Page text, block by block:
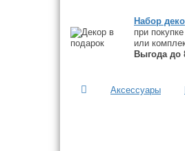
Набор
при
или
Выгода до
Аксессуары